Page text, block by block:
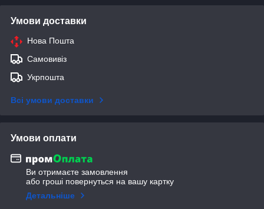
Умови доставки
Нова Пошта
Самовивіз
Укрпошта
Всі умови доставки
Умови оплати
Ви отримаєте замовлення
або гроші повернуться на вашу картку
Детальніше